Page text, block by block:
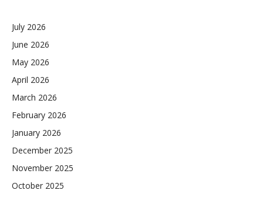
July 2026
June 2026
May 2026
April 2026
March 2026
February 2026
January 2026
December 2025
November 2025
October 2025